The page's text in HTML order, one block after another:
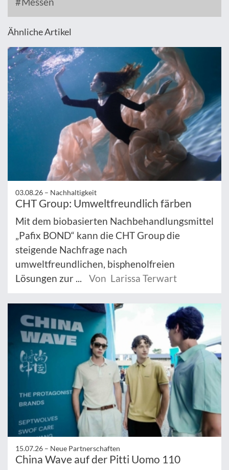
Ähnliche Artikel
03.08.26 – Nachhaltigkeit
CHT Group: Umweltfreundlich färben
Mit dem biobasierten Nachbehandlungsmittel
„Pafix BOND“ kann die CHT Group die
steigende Nachfrage nach
umweltfreundlichen, bisphenolfreien
Lösungen zur ...
Von Larissa Terwart
15.07.26 – Neue Partnerschaften
China Wave auf der Pitti Uomo 110